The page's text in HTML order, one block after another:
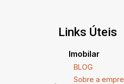
Links Úteis
Imobilar
BLOG
Sobre a